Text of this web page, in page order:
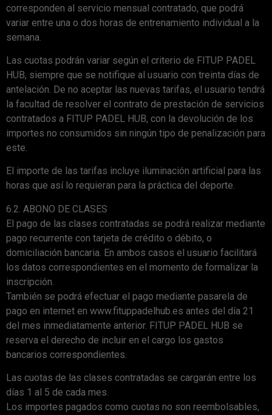
corresponden al servicio mensual contratado, que podrá
variar entre una o dos horas de entrenamiento individual a la
semana.
Las cuotas podrán variar según el criterio de FITUP PADEL
HUB, siempre que se notifique al usuario con treinta días de
antelación. De no aceptar las nuevas tarifas, el usuario tendrá
la facultad de resolver el contrato de prestación de servicios
contratados a FITUP PADEL HUB, con la devolución de los
importes no consumidos sin ningún tipo de penalización para
este.
El importe de las tarifas incluye iluminación artificial para las
horas que así lo requieran para la práctica del deporte.
6.2. ABONO DE CLASES
El pago de las clases contratadas se podrá realizar mediante
pago recurrente con tarjeta de crédito o débito, o
domiciliación bancaria. En ambos casos el usuario facilitará
los datos correspondientes en el momento de formalizar la
inscripción.
También se podrá efectuar el pago mediante pasarela de
pago en internet en www.fituppadelhub.es antes del día 21
del mes inmediatamente anterior. FITUP PADEL HUB se
reserva el derecho de incluir en el cargo los gastos
bancarios correspondientes.
Las cuotas de las clases contratadas se cargarán entre los
días 1 al 5 de cada mes.
Los importes pagados como cuotas no son reembolsables,